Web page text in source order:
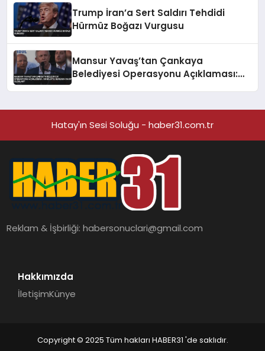
Trump İran’a Sert Saldırı Tehdidi
Hürmüz Boğazı Vurgusu
Mansur Yavaş’tan Çankaya
Belediyesi Operasyonu Açıklaması:
Hatay'ın Sesi Soluğu - haber31.com.tr
Reklam & İşbirliği:habersonuclari@gmail.com
Hakkımızda
İletişimKünye
Copyright © 2025 Tüm hakları HABER31 'de saklıdır.